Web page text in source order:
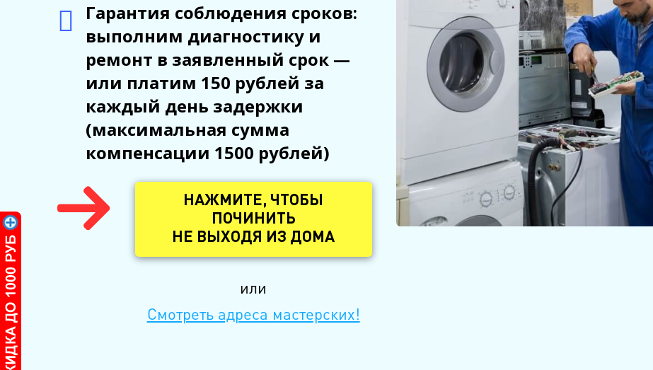
Гарантия соблюдения сроков:
выполним диагностику и
ремонт в заявленный срок —
или платим 150 рублей за
каждый день задержки
(максимальная сумма
компенсации 1500 рублей)
НАЖМИТЕ, ЧТОБЫ
ПОЧИНИТЬ
НЕ ВЫХОДЯ ИЗ ДОМА
или
Смотреть адреса мастерских!